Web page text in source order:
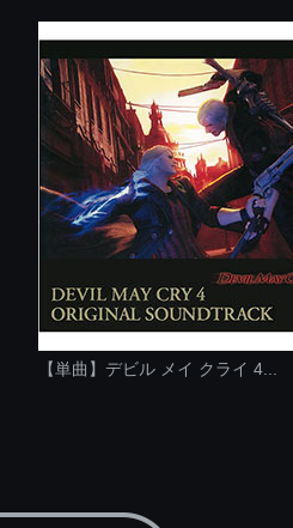
【単曲】デビル メイ クライ 4...